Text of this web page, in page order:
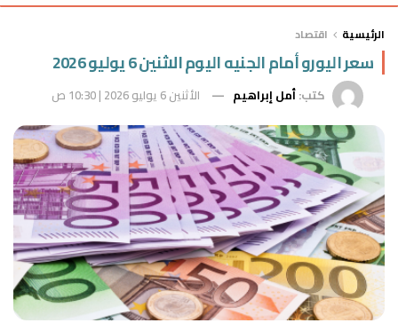
الرئيسية اقتصاد
سعر اليورو أمام الجنيه اليوم الاثنين 6 يوليو 2026
كتب:أمل إبراهيم الأثنين 6 يوليو 2026 | 10:30 ص